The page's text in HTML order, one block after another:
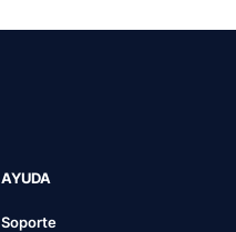
AYUDA
Soporte